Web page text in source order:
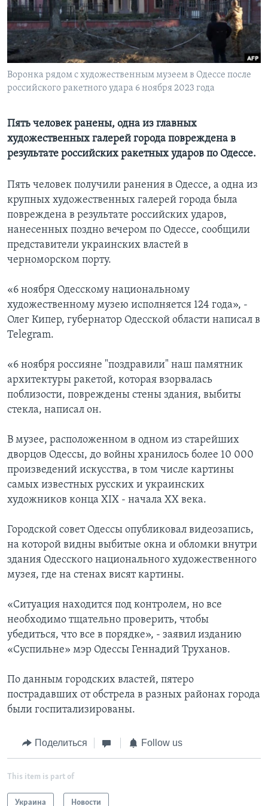
Learning English
СОЦИАЛЬНЫЕ СЕТИ
Воронка рядом с художественным музеем в Одессе после
российского ракетного удара 6 ноября 2023 года
Пять человек ранены, одна из главных
художественных галерей города повреждена в
результате российских ракетных ударов по Одессе.
Пять человек получили ранения в Одессе, а одна из
крупных художественных галерей города была
повреждена в результате российских ударов,
нанесенных поздно вечером по Одессе, сообщили
представители украинских властей в
черноморском порту.
«6 ноября Одесскому национальному
художественному музею исполняется 124 года», -
Олег Кипер, губернатор Одесской области написал в
Telegram.
«6 ноября россияне "поздравили" наш памятник
архитектуры ракетой, которая взорвалась
поблизости, повреждены стены здания, выбиты
стекла, написал он.
В музее, расположенном в одном из старейших
дворцов Одессы, до войны хранилось более 10 000
произведений искусства, в том числе картины
самых известных русских и украинских
художников конца XIX - начала XX века.
Городской совет Одессы опубликовал видеозапись,
на которой видны выбитые окна и обломки внутри
здания Одесского национального художественного
музея, где на стенах висят картины.
«Ситуация находится под контролем, но все
необходимо тщательно проверить, чтобы
убедиться, что все в порядке», - заявил изданию
«Суспильне» мэр Одессы Геннадий Труханов.
По данным городских властей, пятеро
пострадавших от обстрела в разных районах города
были госпитализированы.
Поделиться Follow us
This item is part of
Украина Новости